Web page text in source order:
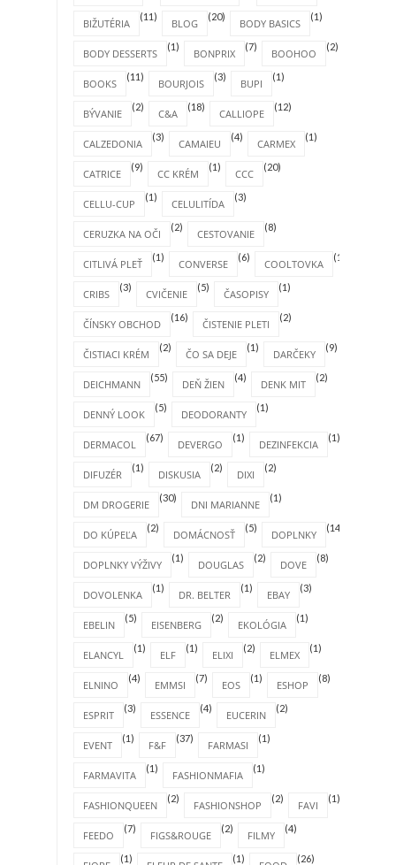
BIŽUTÉRIA
(11)
BLOG
(20)
BODY BASICS
(1)
BODY DESSERTS
(1)
BONPRIX
(7)
BOOHOO
(2)
BOOKS
(11)
BOURJOIS
(3)
BUPI
(1)
BÝVANIE
(2)
C&A
(18)
CALLIOPE
(12)
CALZEDONIA
(3)
CAMAIEU
(4)
CARMEX
(1)
CATRICE
(9)
CC KRÉM
(1)
CCC
(20)
CELLU-CUP
(1)
CELULITÍDA
(3)
CERUZKA NA OČI
(2)
CESTOVANIE
(8)
CITLIVÁ PLEŤ
(1)
CONVERSE
(6)
COOLTOVKA
(1)
CRIBS
(3)
CVIČENIE
(5)
ČASOPISY
(1)
ČÍNSKY OBCHOD
(16)
ČISTENIE PLETI
(2)
ČISTIACI KRÉM
(2)
ČO SA DEJE
(1)
DARČEKY
(9)
DEICHMANN
(55)
DEŇ ŽIEN
(4)
DENK MIT
(2)
DENNÝ LOOK
(5)
DEODORANTY
(1)
DERMACOL
(67)
DEVERGO
(1)
DEZINFEKCIA
(1)
DIFUZÉR
(1)
DISKUSIA
(2)
DIXI
(2)
DM DROGERIE
(30)
DNI MARIANNE
(1)
DO KÚPEĽA
(2)
DOMÁCNOSŤ
(5)
DOPLNKY
(14)
DOPLNKY VÝŽIVY
(1)
DOUGLAS
(2)
DOVE
(8)
DOVOLENKA
(1)
DR. BELTER
(1)
EBAY
(3)
EBELIN
(5)
EISENBERG
(2)
EKOLÓGIA
(1)
ELANCYL
(1)
ELF
(1)
ELIXI
(2)
ELMEX
(1)
ELNINO
(4)
EMMSI
(7)
EOS
(1)
ESHOP
(8)
ESPRIT
(3)
ESSENCE
(4)
EUCERIN
(2)
EVENT
(1)
F&F
(37)
FARMASI
(1)
FARMAVITA
(1)
FASHIONMAFIA
(1)
FASHIONQUEEN
(2)
FASHIONSHOP
(2)
FAVI
(1)
FEEDO
(7)
FIGS&ROUGE
(2)
FILMY
(4)
(1) (1) (26)